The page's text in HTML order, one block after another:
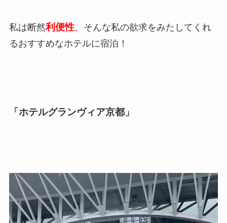
私は断然利便性、そんな私の欲求をみたしてくれ
るおすすめなホテルに宿泊！
「ホテルグランヴィア京都」